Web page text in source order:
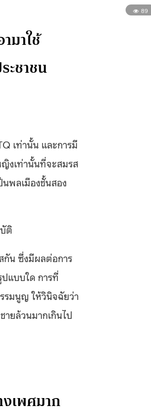
มาใช้
ะชาชน
เท่านั้น และการมี
งเท่านั้นที่จะสมรส
พลเมืองชั้นสอง
ติ
กัน ซึ่งมีผลต่อการ
แบบใด การที่
รมนูญ ให้วินิจฉัยว่า
ยล้วนมากเกินไป
เพศมาก
89